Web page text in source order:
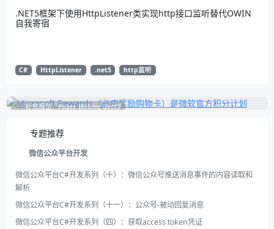
.NET5框架下使用HttpListener类实现http接口监听替代OWIN
自我寄宿
C# HttpListener .net5 http监听
补充展位 Pages_Weblog_Get#2
专题推荐
微信公众平台开发
微信公众平台C#开发系列（十）：微信公众号推送消息事件的内容读取和
解析
微信公众平台C#开发系列（十一）：公众号-被动回复消息
微信公众平台C#开发系列（四）：获取access token凭证